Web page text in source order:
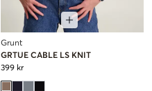
Grunt
GRTUE CABLE LS KNIT
399 kr